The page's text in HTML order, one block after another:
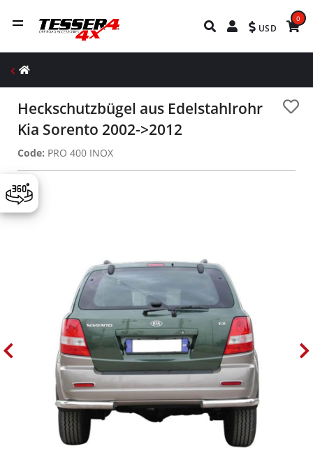
USD
0
Heckschutzbügel aus Edelstahlrohr
Kia Sorento 2002->2012
Code: PRO 400 INOX